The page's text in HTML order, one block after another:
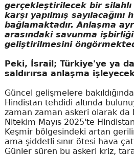
gerçekleştirilecek bir silahlı
karşı yapılmış sayılacağını
bağlamaktadır. Anlaşma
arasındaki savunma
geliştirilmesini
Peki, İsrail; Türkiye'ye ya
saldırırsa anlaşma
Güncel gelişmelere
Hindistan tehdidi altında
zaman zaman askeri olarak da
Nitekim Mayıs 2025'te
Keşmir bölgesindeki artan
ama şiddetli sınır ötesi hava
Günler süren bu askeri kriz,